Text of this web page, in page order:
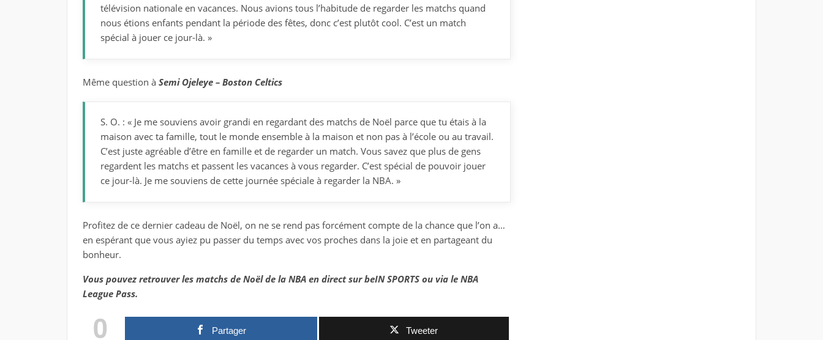
télévision nationale en vacances. Nous avions tous l’habitude de regarder les matchs quand
nous étions enfants pendant la période des fêtes, donc c’est plutôt cool. C’est un match
spécial à jouer ce jour-là. »
Même question à Semi Ojeleye – Boston Celtics
S. O. : « Je me souviens avoir grandi en regardant des matchs de Noël parce que tu étais à la
maison avec ta famille, tout le monde ensemble à la maison et non pas à l’école ou au travail.
C’est juste agréable d’être en famille et de regarder un match. Vous savez que plus de gens
regardent les matchs et passent les vacances à vous regarder. C’est spécial de pouvoir jouer
ce jour-là. Je me souviens de cette journée spéciale à regarder la NBA. »
Profitez de ce dernier cadeau de Noël, on ne se rend pas forcément compte de la chance que l’on a…
en espérant que vous ayiez pu passer du temps avec vos proches dans la joie et en partageant du
bonheur.
Vous pouvez retrouver les matchs de Noël de la NBA en direct sur beIN SPORTS ou via le NBA
League Pass.
0 Partager Tweeter